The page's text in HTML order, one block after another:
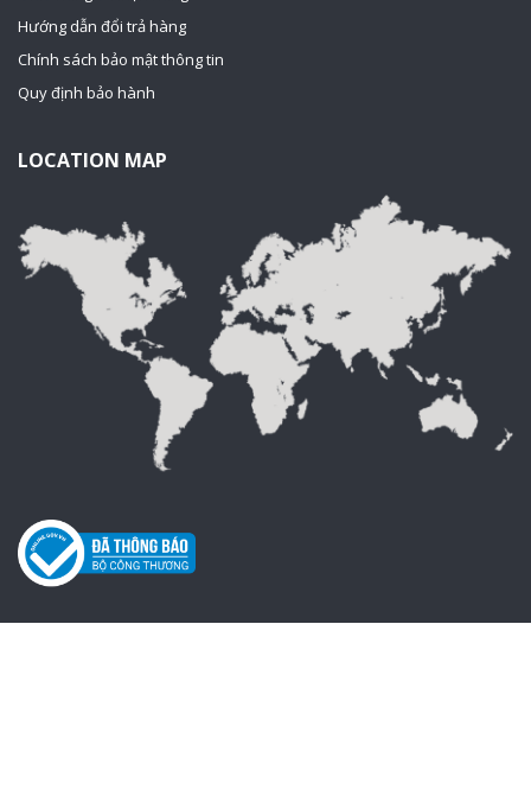
Hướng dẫn đổi trả hàng
Chính sách bảo mật thông tin
Quy định bảo hành
LOCATION MAP